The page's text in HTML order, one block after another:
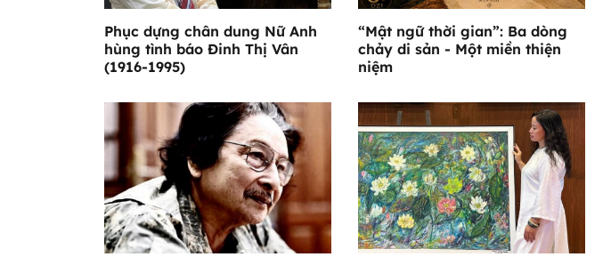
Phục dựng chân dung Nữ Anh
hùng tình báo Đinh Thị Vân
(1916-1995)
“Mật ngữ thời gian”: Ba dòng
chảy di sản - Một miền thiện
niệm